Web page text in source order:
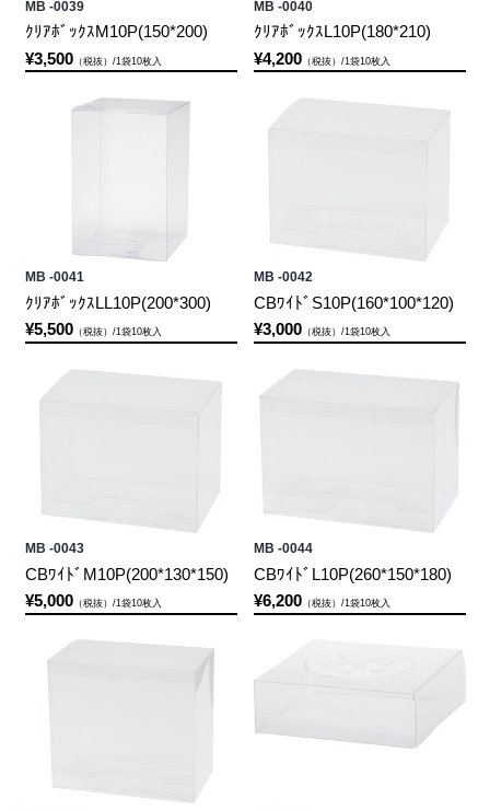
MB -0039
ｸﾘｱﾎﾞｯｸｽM10P(150*200)
¥3,500（税抜）/1袋10枚入
MB -0040
ｸﾘｱﾎﾞｯｸｽL10P(180*210)
¥4,200（税抜）/1袋10枚入
MB -0041
ｸﾘｱﾎﾞｯｸｽLL10P(200*300)
¥5,500（税抜）/1袋10枚入
MB -0042
CBﾜｲﾄﾞS10P(160*100*120)
¥3,000（税抜）/1袋10枚入
MB -0043
CBﾜｲﾄﾞM10P(200*130*150)
¥5,000（税抜）/1袋10枚入
MB -0044
CBﾜｲﾄﾞL10P(260*150*180)
¥6,200（税抜）/1袋10枚入